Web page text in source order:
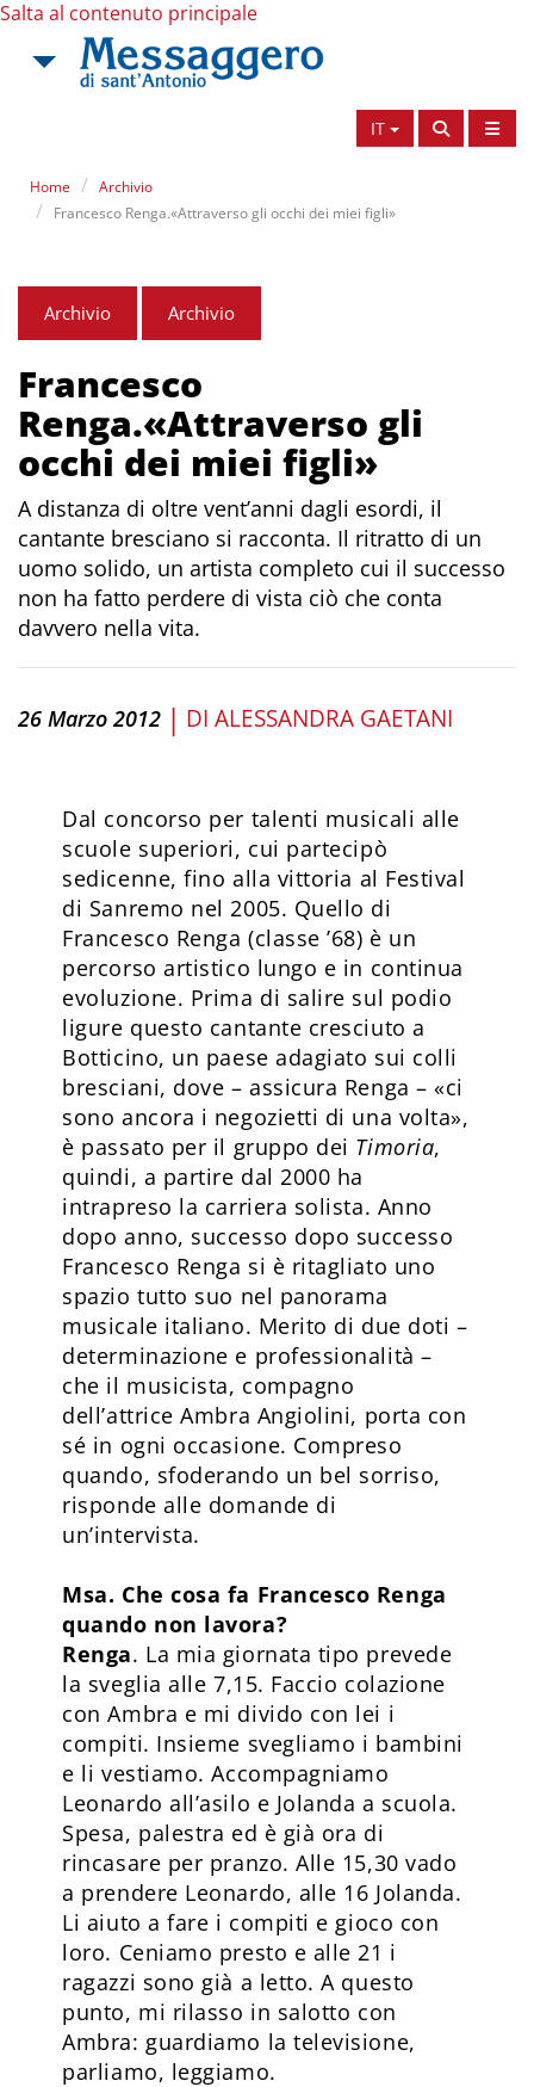
Salta al contenuto principale
IT
Home
Archivio
Francesco Renga.«Attraverso gli occhi dei miei figli»
Archivio Archivio
Francesco
Renga.«Attraverso gli
occhi dei miei figli»
A distanza di oltre vent’anni dagli esordi, il
cantante bresciano si racconta. Il ritratto di un
uomo solido, un artista completo cui il successo
non ha fatto perdere di vista ciò che conta
davvero nella vita.
26 Marzo 2012 | DI ALESSANDRA GAETANI
Dal concorso per talenti musicali alle
scuole superiori, cui partecipò
sedicenne, fino alla vittoria al Festival
di Sanremo nel 2005. Quello di
Francesco Renga (classe ’68) è un
percorso artistico lungo e in continua
evoluzione. Prima di salire sul podio
ligure questo cantante cresciuto a
Botticino, un paese adagiato sui colli
bresciani, dove – assicura Renga – «ci
sono ancora i negozietti di una volta»,
è passato per il gruppo dei Timoria,
quindi, a partire dal 2000 ha
intrapreso la carriera solista. Anno
dopo anno, successo dopo successo
Francesco Renga si è ritagliato uno
spazio tutto suo nel panorama
musicale italiano. Merito di due doti –
determinazione e professionalità –
che il musicista, compagno
dell’attrice Ambra Angiolini, porta con
sé in ogni occasione. Compreso
quando, sfoderando un bel sorriso,
risponde alle domande di
un’intervista.
Msa. Che cosa fa Francesco Renga
quando non lavora?
Renga. La mia giornata tipo prevede
la sveglia alle 7,15. Faccio colazione
con Ambra e mi divido con lei i
compiti. Insieme svegliamo i bambini
e li vestiamo. Accompagniamo
Leonardo all’asilo e Jolanda a scuola.
Spesa, palestra ed è già ora di
rincasare per pranzo. Alle 15,30 vado
a prendere Leonardo, alle 16 Jolanda.
Li aiuto a fare i compiti e gioco con
loro. Ceniamo presto e alle 21 i
ragazzi sono già a letto. A questo
punto, mi rilasso in salotto con
Ambra: guardiamo la televisione,
parliamo, leggiamo.